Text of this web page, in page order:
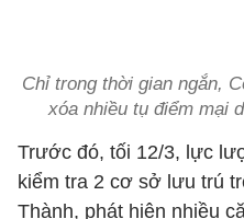
Chỉ trong thời gian ngắn,
xóa nhiều tụ điểm mại
Trước đó, tối 12/3, lực
kiểm tra 2 cơ sở lưu trú
Thành, phát hiện nhiều